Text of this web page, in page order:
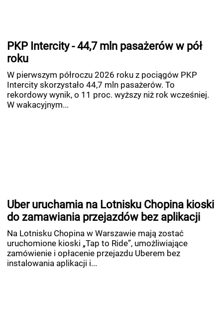
PKP Intercity - 44,7 mln pasażerów w pół
roku
W pierwszym półroczu 2026 roku z pociągów PKP
Intercity skorzystało 44,7 mln pasażerów. To
rekordowy wynik, o 11 proc. wyższy niż rok wcześniej.
W wakacyjnym...
Uber uruchamia na Lotnisku Chopina kioski
do zamawiania przejazdów bez aplikacji
Na Lotnisku Chopina w Warszawie mają zostać
uruchomione kioski „Tap to Ride”, umożliwiające
zamówienie i opłacenie przejazdu Uberem bez
instalowania aplikacji i...